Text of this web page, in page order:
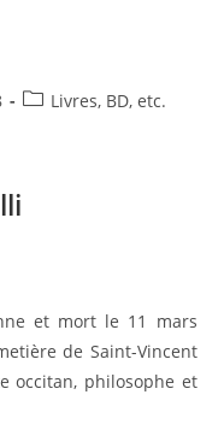
PostLivres, BD, etc.
et mort le 11 mars
de Saint-Vincent
occitan, philosophe et